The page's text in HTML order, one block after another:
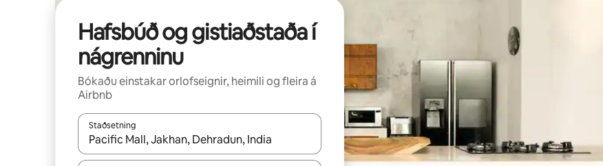
Hafsbúð og gistiaðstaða í
nágrenninu
Bókaðu einstakar orlofseignir, heimili og fleira á
Airbnb
Staðsetning
Þegar niðurstöður liggja fyrir skaltu nota upp og niður örvalyklana eða skoða með því að snerta eða strjúka.